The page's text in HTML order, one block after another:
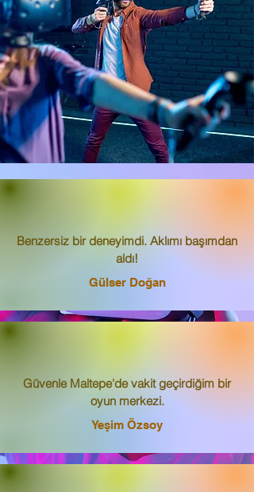
Benzersiz bir deneyimdi. Aklımı başımdan
aldı!
Gülser Doğan
Güvenle Maltepe'de vakit geçirdiğim bir
oyun merkezi.
Yeşim Özsoy